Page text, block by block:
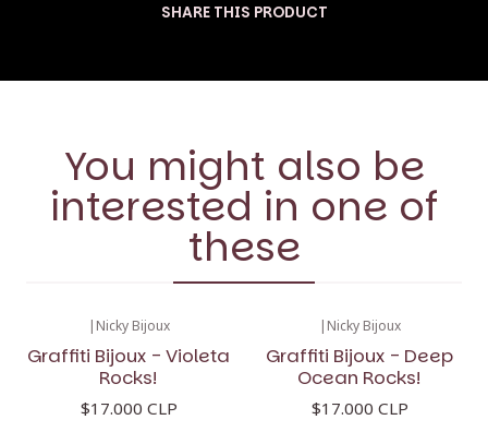
SHARE THIS PRODUCT
You might also be
interested in one of
these
| Nicky Bijoux
Graffiti Bijoux - Violeta
Rocks!
$17.000 CLP
| Nicky Bijoux
Graffiti Bijoux - Deep
Ocean Rocks!
$17.000 CLP